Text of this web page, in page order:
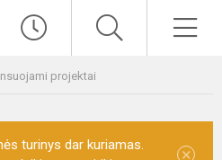
projektai
turinys dar kuriamas.
×